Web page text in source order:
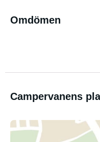
Omdömen
Campervanens